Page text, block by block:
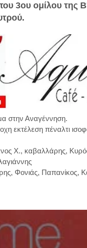
3ου ομίλου της
στην Αναγέννηση.
εκτέλεση πέναλτι
Χ., καβαλλάρης,
Φονιάς, Παπανίκος,